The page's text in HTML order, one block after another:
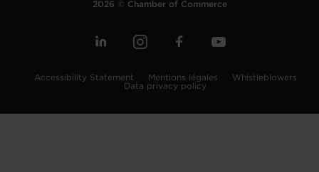
2026 © Chamber of Commerce
Accessibility Statement Mentions légales
Whistleblowers
Data privacy policy